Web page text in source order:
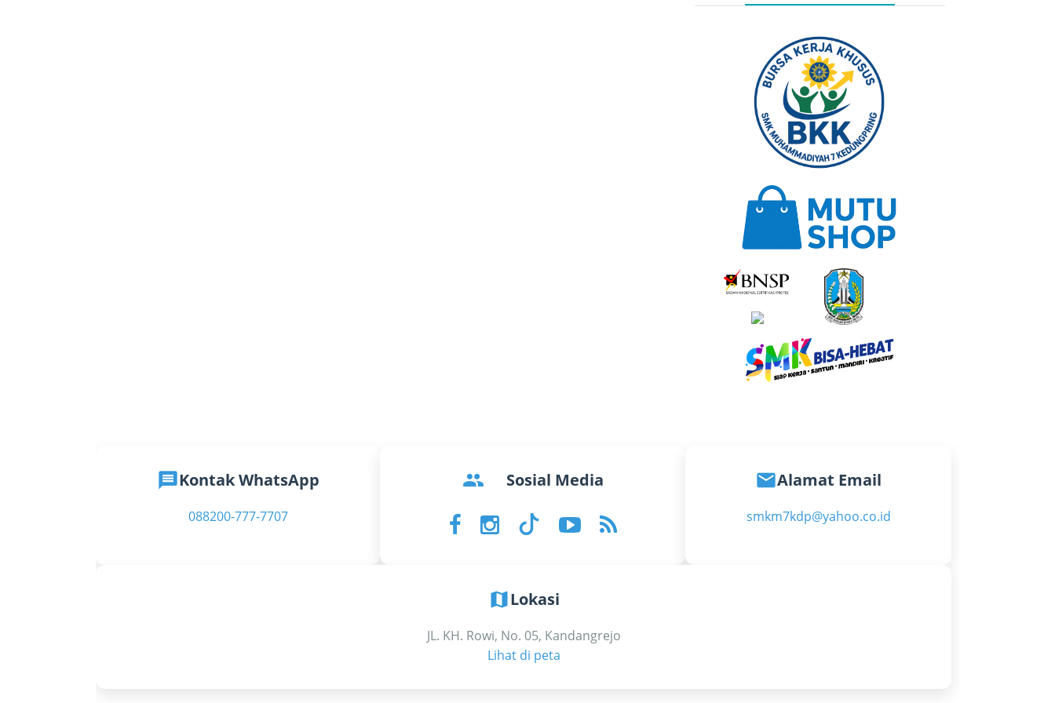
messageKontak WhatsApp
088200-777-7707
groups Sosial Media emailAlamat Email
smkm7kdp@yahoo.co.id
map Lokasi
JL. KH. Rowi, No. 05, Kandangrejo
Lihat di peta